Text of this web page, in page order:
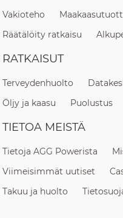
Vakioteho
Räätälöity ratkaisu
RATKAISUT
Terveydenhuolto
Öljy ja kaasu
Puolustus
TIETOA MEISTÄ
Tietoja AGG Powerista
Viimeisimmät uutiset
Takuu ja huolto